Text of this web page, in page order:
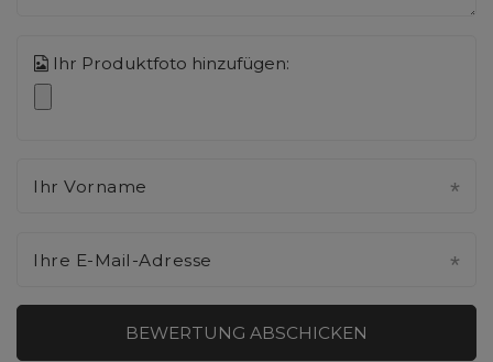
Ihr Produktfoto hinzufügen:
Ihr Vorname
Ihre E-Mail-Adresse
BEWERTUNG ABSCHICKEN